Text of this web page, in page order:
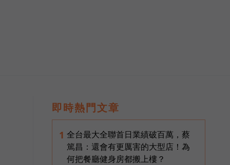
即時熱門文章
1 全台最大全聯首日業績破百萬，蔡
篤昌：還會有更厲害的大型店！為
何把餐廳健身房都搬上樓？